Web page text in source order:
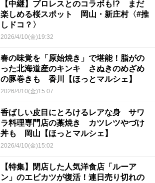
【中継】プロレスとのコラボも!? まだ
楽しめる桜スポット 岡山・新庄村〈#推
しドコ？〉
2026/4/10(金)19:32
春の味覚を「原始焼き」で堪能！脂がの
った北海道産のキンキ さぬきのめざめ
の豚巻きも 香川【ほっとマルシェ】
2026/4/10(金)15:07
香ばしい皮目にとろけるレアな身 サワ
ラ料理専門店の藁焼き カツレツやづけ
丼も 岡山【ほっとマルシェ】
2026/4/10(金)15:02
【特集】閉店した人気洋食店「ルーア
ン」のエビカツが復活！連日売り切れの